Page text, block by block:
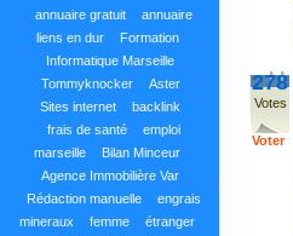
annuaire gratuit
annuaire
liens en dur
Formation
Informatique Marseille
Tommyknocker
Aster
Sites internet
backlink
frais de santé
emploi
marseille
Bilan Minceur
Agence Immobilière Var
Rédaction manuelle
engrais
mineraux
femme
étranger
278
Votes
Voter